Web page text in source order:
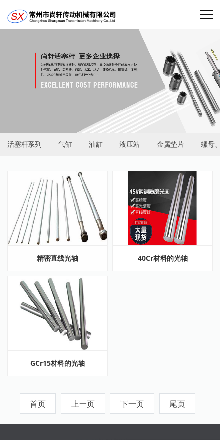
活塞杆系列 气缸 油缸 液压站 金属垫片 螺母
精密直线光轴 40Cr材料的光轴
GCr15材料的光轴
首页 上一页 下一页 尾页